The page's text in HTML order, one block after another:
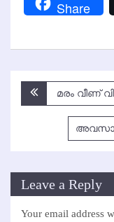
Share
Post
navigation
മരം വീണ്
Leave a Reply
Your email address